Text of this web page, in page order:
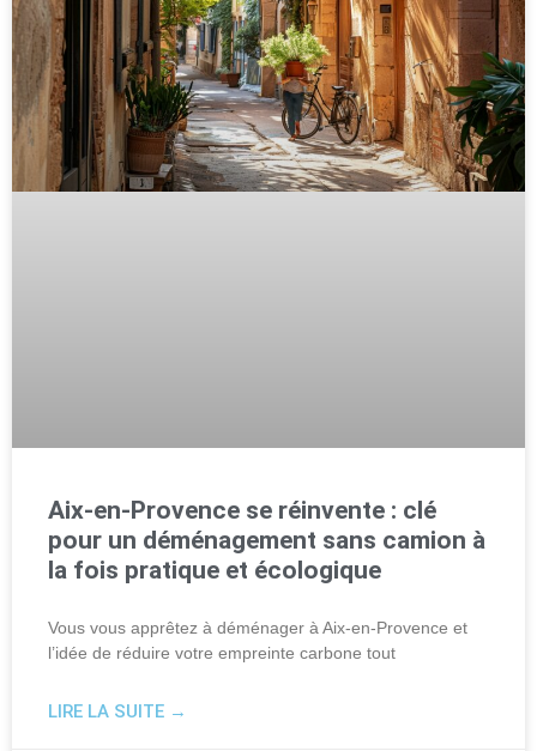
Aix-en-Provence se réinvente : clé
pour un déménagement sans camion à
la fois pratique et écologique
Vous vous apprêtez à déménager à Aix-en-Provence et
l’idée de réduire votre empreinte carbone tout
LIRE LA SUITE →